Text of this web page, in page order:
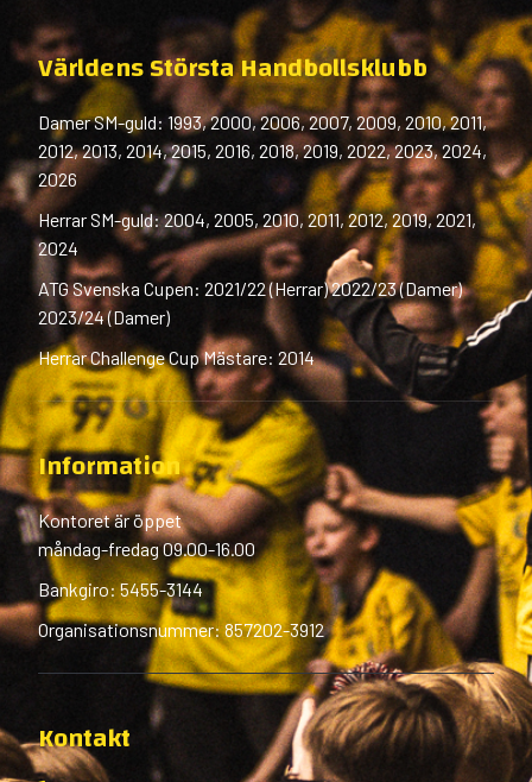
Världens Största Handbollsklubb
Damer SM-guld: 1993, 2000, 2006, 2007, 2009, 2010, 2011,
2012, 2013, 2014, 2015, 2016, 2018, 2019, 2022, 2023, 2024,
2026
Herrar SM-guld: 2004, 2005, 2010, 2011, 2012, 2019, 2021,
2024
ATG Svenska Cupen: 2021/22 (Herrar) 2022/23 (Damer)
2023/24 (Damer)
Herrar Challenge Cup Mästare: 2014
Information
Kontoret är öppet
måndag-fredag 09.00-16.00
Bankgiro: 5455-3144
Organisationsnummer: 857202-3912
Kontakt